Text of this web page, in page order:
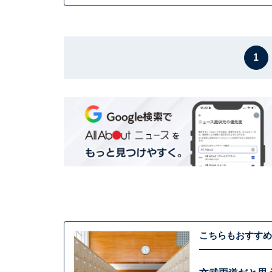
1
こちらもおすすめ